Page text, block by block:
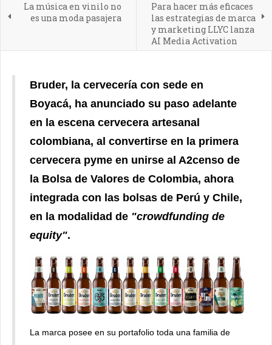
La música en vinilo no
es una moda pasajera
Para hacer más eficaces
las estrategias de marca
y marketing LLYC lanza
AI Media Activation
Bruder, la cervecería con sede en
Boyacá, ha anunciado su paso adelante
en la escena cervecera artesanal
colombiana, al convertirse en la primera
cervecera pyme en unirse al A2censo de
la Bolsa de Valores de Colombia, ahora
integrada con las bolsas de Perú y Chile,
en la modalidad de "crowdfunding de
equity".
La marca posee en su portafolio toda una familia de